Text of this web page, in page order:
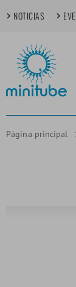
NOTICIAS
Página principal